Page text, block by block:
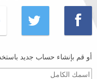
أو قم بإنشاء حساب جديد